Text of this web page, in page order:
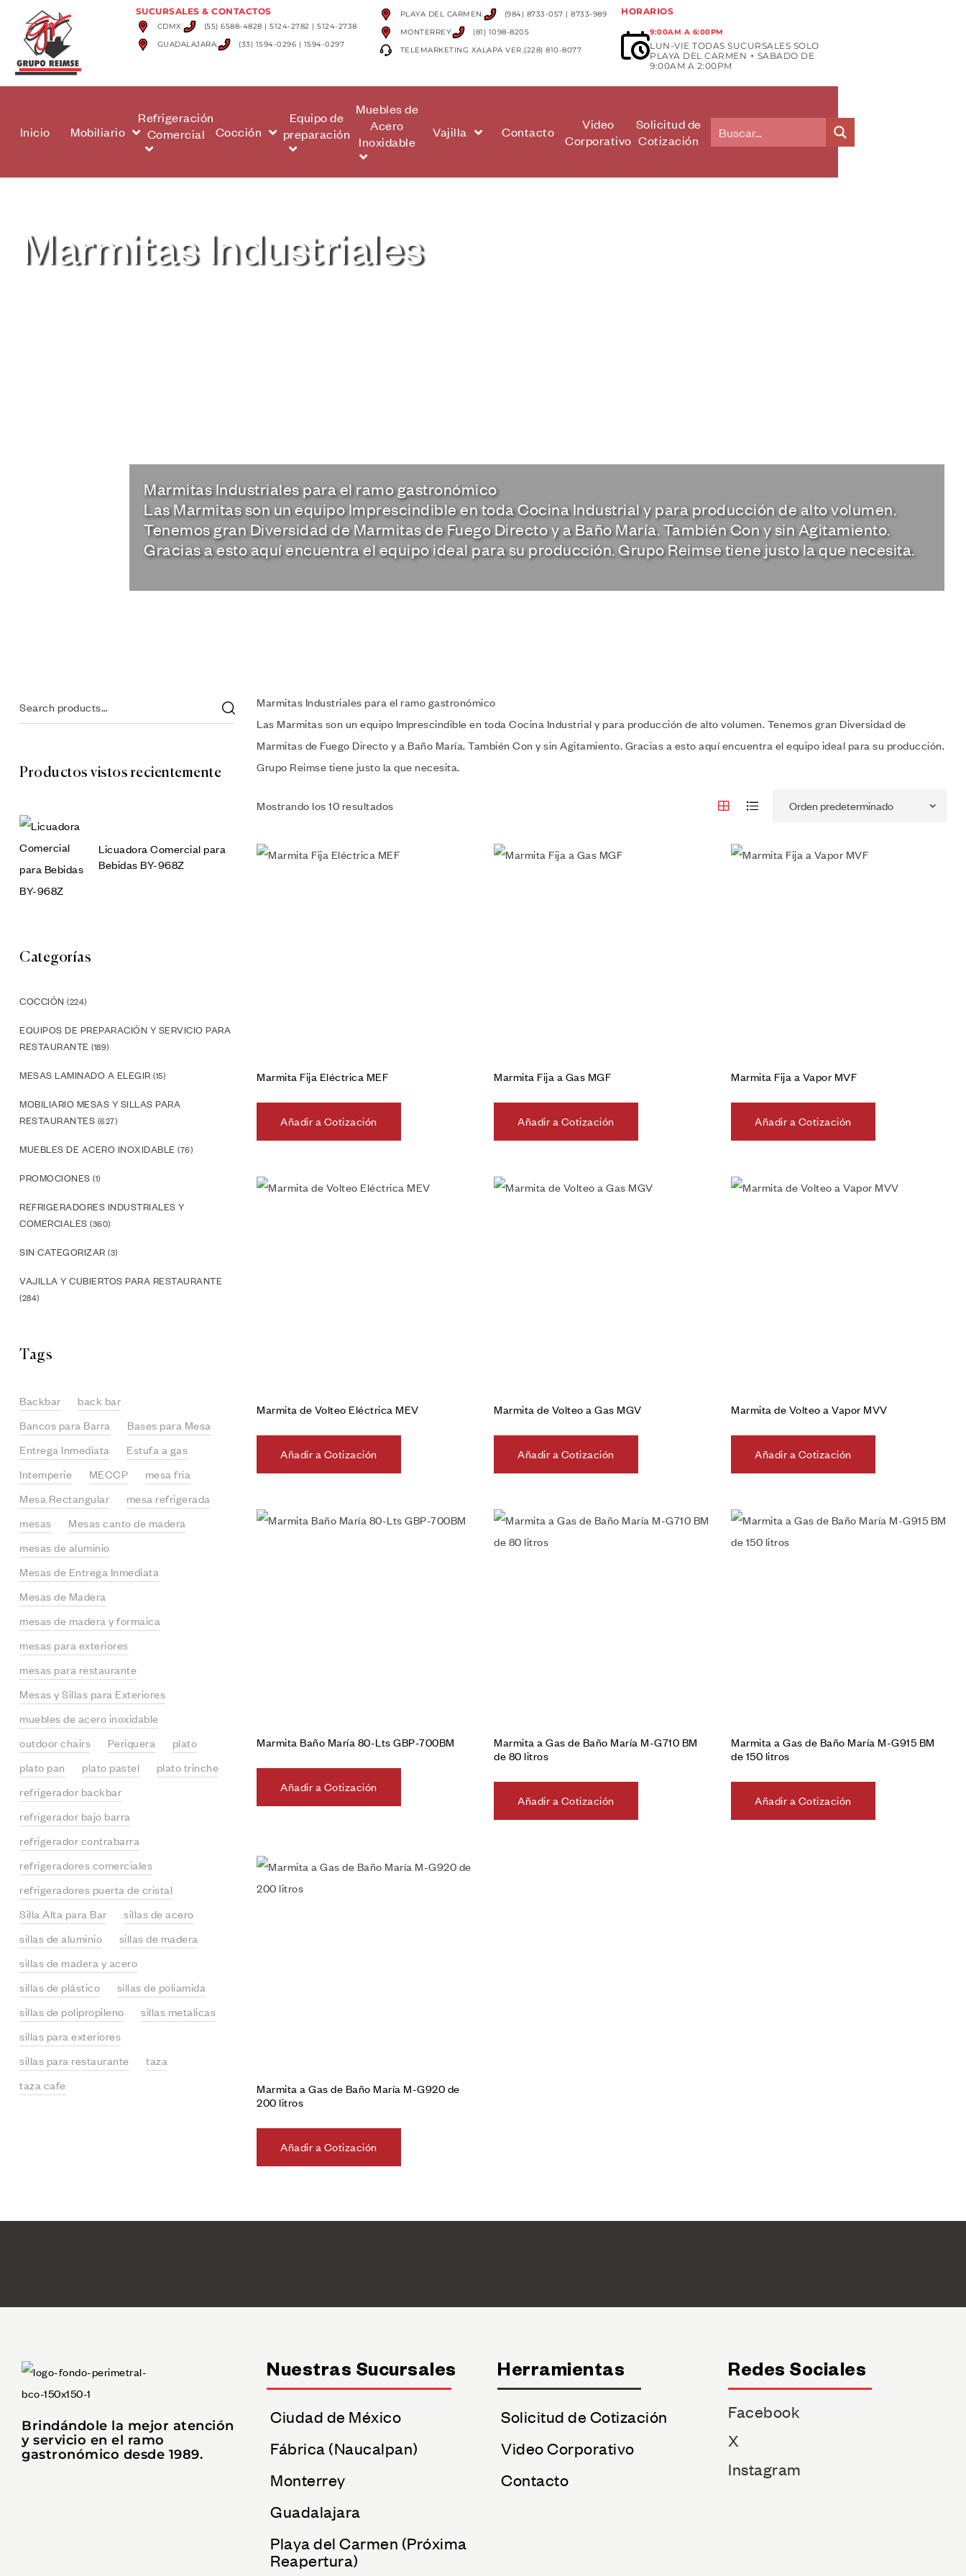
SUCURSALES & CONTACTOS
CDMX
(55) 6588-4828 | 5124-2782 | 5124-2738
GUADALAJARA
(33) 1594-0296 | 1594-0297
PLAYA DEL CARMEN
(984) 8733-057 | 8733-989
MONTERREY
(81) 1098-8205
TELEMARKETING XALAPA VER.(228) 810-8077
HORARIOS
9:00AM A 6:00PM
LUN-VIE TODAS SUCURSALES SOLO
PLAYA DEL CARMEN + SABADO DE
9:00AM A 2:00PM
Inicio Mobiliario
Refrigeración
Comercial
Cocción
Equipo de
preparación
Muebles de
Acero
Inoxidable
Vajilla Contacto
Video
Corporativo
Solicitud de
Cotización
Marmitas Industriales
Marmitas Industriales para el ramo gastronómico
Las Marmitas son un equipo Imprescindible en toda Cocina Industrial y para producción de alto volumen.
Tenemos gran Diversidad de Marmitas de Fuego Directo y a Baño María. También Con y sin Agitamiento.
Gracias a esto aquí encuentra el equipo ideal para su producción. Grupo Reimse tiene justo la que necesita.
Marmitas Industriales para el ramo gastronómico
Las Marmitas son un equipo Imprescindible en toda Cocina Industrial y para producción de alto volumen. Tenemos gran Diversidad de
Marmitas de Fuego Directo y a Baño María. También Con y sin Agitamiento. Gracias a esto aquí encuentra el equipo ideal para su producción.
Grupo Reimse tiene justo la que necesita.
Mostrando los 10 resultados
Añadir a la lista de deseos
Marmita Fija Eléctrica MEF
Añadir a Cotización
Añadir a la lista de deseos
Marmita Fija a Gas MGF
Añadir a Cotización
Marmita Fija a Vapor MVF
Añadir a Cotización
Marmita de Volteo Eléctrica MEV
Añadir a Cotización
Añadir a la lista de deseos
Marmita de Volteo a Gas MGV
Añadir a Cotización
Marmita de Volteo a Vapor MVV
Añadir a Cotización
Marmita Baño María 80-Lts GBP-700BM
Añadir a Cotización
Marmita a Gas de Baño María M-G710 BM
de 80 litros
Añadir a Cotización
Marmita a Gas de Baño María M-G915 BM
de 150 litros
Añadir a Cotización
Marmita a Gas de Baño María M-G920 de
200 litros
Añadir a Cotización
Productos vistos recientemente
Licuadora Comercial para
Bebidas BY-968Z
Categorías
COCCIÓN (224)
EQUIPOS DE PREPARACIÓN Y SERVICIO PARA
RESTAURANTE (189)
MESAS LAMINADO A ELEGIR (15)
MOBILIARIO MESAS Y SILLAS PARA
RESTAURANTES (627)
MUEBLES DE ACERO INOXIDABLE (76)
PROMOCIONES (1)
REFRIGERADORES INDUSTRIALES Y
COMERCIALES (360)
SIN CATEGORIZAR (3)
VAJILLA Y CUBIERTOS PARA RESTAURANTE
(284)
Tags
Backbar
back bar
Bancos para Barra
Bases para Mesa
Entrega Inmediata
Estufa a gas
Intemperie
MECCP
mesa fria
Mesa Rectangular
mesa refrigerada
mesas
Mesas canto de madera
mesas de aluminio
Mesas de Entrega Inmediata
Mesas de Madera
mesas de madera y formaica
mesas para exteriores
mesas para restaurante
Mesas y Sillas para Exteriores
muebles de acero inoxidable
outdoor chairs
Periquera
plato
plato pan
plato pastel
plato trinche
refrigerador backbar
refrigerador bajo barra
refrigerador contrabarra
refrigeradores comerciales
refrigeradores puerta de cristal
Silla Alta para Bar
sillas de acero
sillas de aluminio
sillas de madera
sillas de madera y acero
sillas de plástico
sillas de poliamida
sillas de polipropileno
sillas metalicas
sillas para exteriores
sillas para restaurante
taza
taza cafe
Brindándole la mejor atención
y servicio en el ramo
gastronómico desde 1989.
Nuestras Sucursales
Ciudad de México
Fábrica (Naucalpan)
Monterrey
Guadalajara
Playa del Carmen (Próxima
Reapertura)
Herramientas
Solicitud de Cotización
Video Corporativo
Contacto
Redes Sociales
Facebook
X
Instagram